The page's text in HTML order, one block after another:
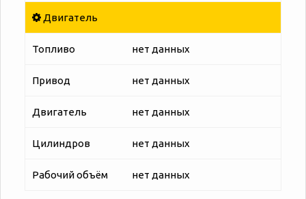
Двигатель
Топливо нет данных
Привод нет данных
Двигатель нет данных
Цилиндров нет данных
Рабочий объём нет данных